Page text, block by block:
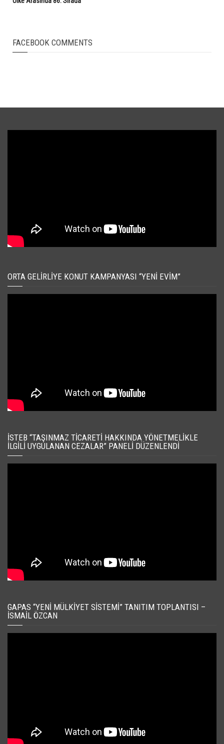
FACEBOOK COMMENTS
ORTA GELIRLIYE KONUT KAMPANYASI “YENI EVIM”
İSTEB “TAŞINMAZ TICARETI HAKKINDA YÖNETMELIKLE
İLGILI UYGULANAN CEZALAR” PANELI DÜZENLENDI
GAPAS “YENI MÜLKIYET SISTEMI” TANITIM TOPLANTISI –
İSMAIL ÖZCAN